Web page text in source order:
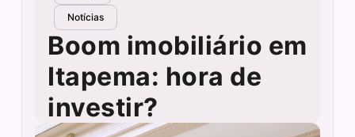
Notícias
Boom imobiliário em
Itapema: hora de
investir?